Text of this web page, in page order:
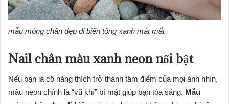
mẫu móng chân đẹp đi biển tông xanh mát mắt
Nail chân màu xanh neon nổi bật
Nếu bạn là cô nàng thích trở thành tâm điểm của mọi ánh nhìn,
màu neon chính là “vũ khí” bí mật giúp bạn tỏa sáng. Mẫu